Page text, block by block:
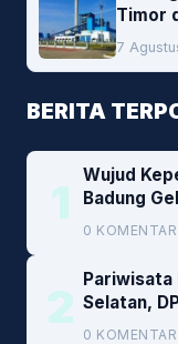
Timor
7
BERITA
1
Wujud
Badung
0
2
Pariwisata
Selatan,
0